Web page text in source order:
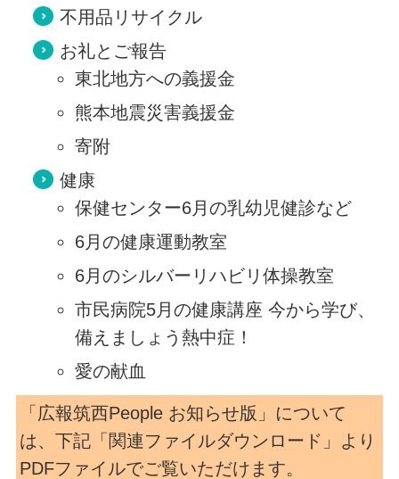
不用品リサイクル
お礼とご報告
東北地方への義援金
熊本地震災害義援金
寄附
健康
保健センター6月の乳幼児健診など
6月の健康運動教室
6月のシルバーリハビリ体操教室
市民病院5月の健康講座 今から学び、
備えましょう熱中症！
愛の献血
「広報筑西People お知らせ版」について
は、下記「関連ファイルダウンロード」より
PDFファイルでご覧いただけます。